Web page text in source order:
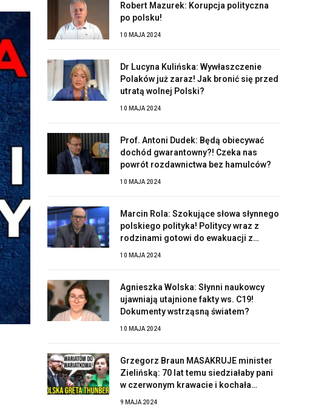
Robert Mazurek: Korupcja polityczna
po polsku!
10 MAJA 2024
Dr Lucyna Kulińska: Wywłaszczenie
Polaków już zaraz! Jak bronić się przed
utratą wolnej Polski?
10 MAJA 2024
Prof. Antoni Dudek: Będą obiecywać
dochód gwarantowny?! Czeka nas
powrót rozdawnictwa bez hamulców?
10 MAJA 2024
Marcin Rola: Szokujące słowa słynnego
polskiego polityka! Politycy wraz z
rodzinami gotowi do ewakuacji z
10 MAJA 2024
Agnieszka Wolska: Słynni naukowcy
ujawniają utajnione fakty ws. C19!
Dokumenty wstrząsną światem?
10 MAJA 2024
Grzegorz Braun MASAKRUJE minister
Zielińską: 70 lat temu siedziałaby pani
w czerwonym krawacie i kochała
9 MAJA 2024